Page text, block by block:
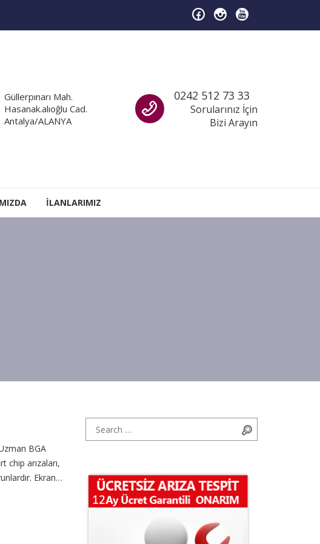
Call us
0242 512 73 33
Sorularınız İçin
Bizi Arayın
Güllerpınarı Mah.
Hasanak.alıoğlu Cad.
Antalya/ALANYA
İLANLARIMIZ
BGA
chip arızaları,
Ekran
Search for: